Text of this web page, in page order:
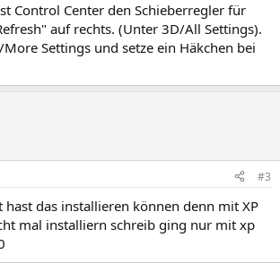
Control Center den Schieberregler für
auf rechts. (Unter 3D/All Settings).
Settings und setze ein Häkchen bei
#3
hast das installieren können denn mit XP
mal installiern schreib ging nur mit xp